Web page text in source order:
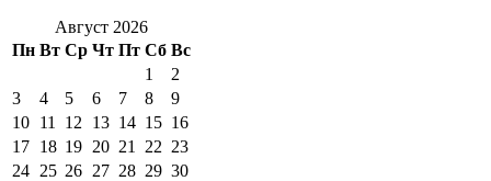
Август 2026
Пн Вт Ср Чт Пт Сб Вс
1
2
3
4 5 6 7 8
9
10 11 12 13 14 15 16
17 18 19 20 21 22 23
24 25 26 27 28 29 30